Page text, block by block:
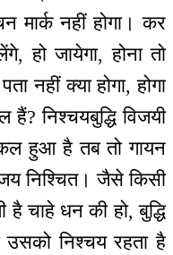
मार्क नहीं होगा। कर
हो जायेगा, होना तो
नहीं क्या होगा, होगा
हैं? निश्चयबुद्धि विजयी
हुआ है तब तो गायन
निश्चित। जैसे किसी
है चाहे धन की हो, बुद्धि
उसको निश्चय रहता है